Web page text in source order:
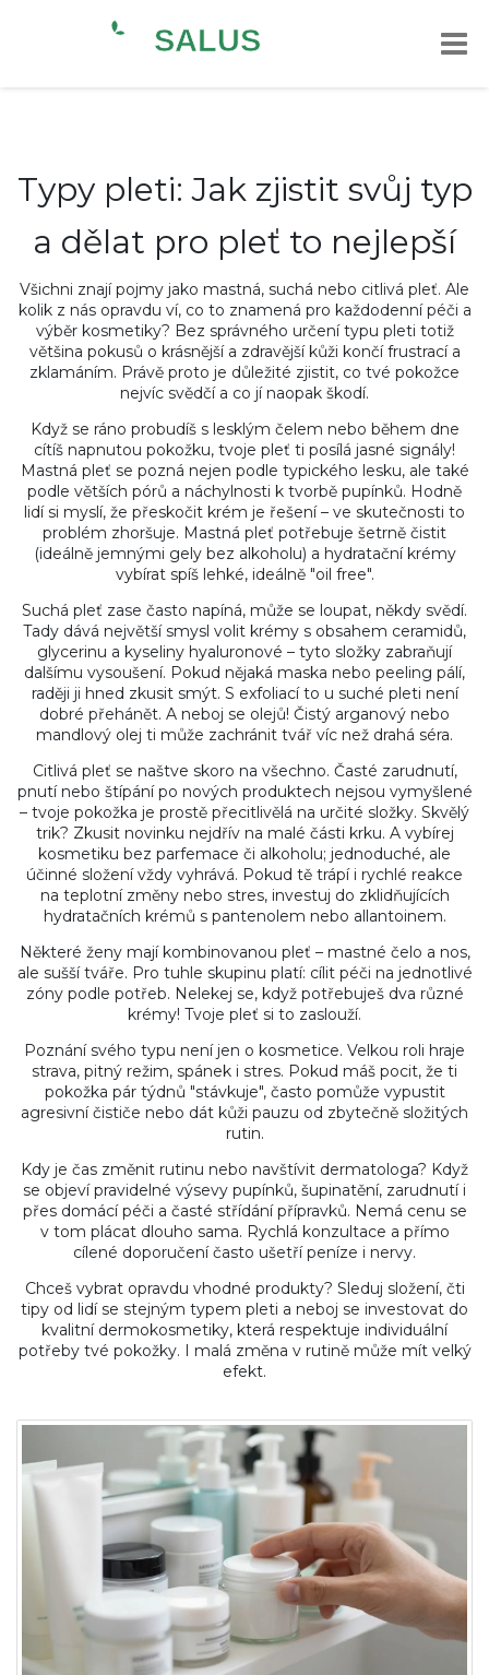
Typy pleti: Jak zjistit svůj typ
a dělat pro pleť to nejlepší
Všichni znají pojmy jako mastná, suchá nebo citlivá pleť. Ale
kolik z nás opravdu ví, co to znamená pro každodenní péči a
výběr kosmetiky? Bez správného určení typu pleti totiž
většina pokusů o krásnější a zdravější kůži končí frustrací a
zklamáním. Právě proto je důležité zjistit, co tvé pokožce
nejvíc svědčí a co jí naopak škodí.
Když se ráno probudíš s lesklým čelem nebo během dne
cítíš napnutou pokožku, tvoje pleť ti posílá jasné signály!
Mastná pleť se pozná nejen podle typického lesku, ale také
podle větších pórů a náchylnosti k tvorbě pupínků. Hodně
lidí si myslí, že přeskočit krém je řešení – ve skutečnosti to
problém zhoršuje. Mastná pleť potřebuje šetrně čistit
(ideálně jemnými gely bez alkoholu) a hydratační krémy
vybírat spíš lehké, ideálně "oil free".
Suchá pleť zase často napíná, může se loupat, někdy svědí.
Tady dává největší smysl volit krémy s obsahem ceramidů,
glycerinu a kyseliny hyaluronové – tyto složky zabraňují
dalšímu vysoušení. Pokud nějaká maska nebo peeling pálí,
raději ji hned zkusit smýt. S exfoliací to u suché pleti není
dobré přehánět. A neboj se olejů! Čistý arganový nebo
mandlový olej ti může zachránit tvář víc než drahá séra.
Citlivá pleť se naštve skoro na všechno. Časté zarudnutí,
pnutí nebo štípání po nových produktech nejsou vymyšlené
– tvoje pokožka je prostě přecitlivělá na určité složky. Skvělý
trik? Zkusit novinku nejdřív na malé části krku. A vybírej
kosmetiku bez parfemace či alkoholu; jednoduché, ale
účinné složení vždy vyhrává. Pokud tě trápí i rychlé reakce
na teplotní změny nebo stres, investuj do zklidňujících
hydratačních krémů s pantenolem nebo allantoinem.
Některé ženy mají kombinovanou pleť – mastné čelo a nos,
ale sušší tváře. Pro tuhle skupinu platí: cílit péči na jednotlivé
zóny podle potřeb. Nelekej se, když potřebuješ dva různé
krémy! Tvoje pleť si to zaslouží.
Poznání svého typu není jen o kosmetice. Velkou roli hraje
strava, pitný režim, spánek i stres. Pokud máš pocit, že ti
pokožka pár týdnů "stávkuje", často pomůže vypustit
agresivní čističe nebo dát kůži pauzu od zbytečně složitých
rutin.
Kdy je čas změnit rutinu nebo navštívit dermatologa? Když
se objeví pravidelné výsevy pupínků, šupinatění, zarudnutí i
přes domácí péči a časté střídání přípravků. Nemá cenu se
v tom plácat dlouho sama. Rychlá konzultace a přímo
cílené doporučení často ušetří peníze i nervy.
Chceš vybrat opravdu vhodné produkty? Sleduj složení, čti
tipy od lidí se stejným typem pleti a neboj se investovat do
kvalitní dermokosmetiky, která respektuje individuální
potřeby tvé pokožky. I malá změna v rutině může mít velký
efekt.